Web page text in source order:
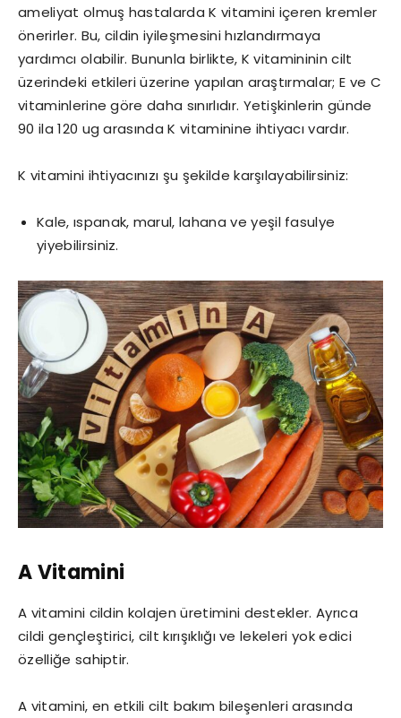
ameliyat olmuş hastalarda K vitamini içeren kremler
önerirler. Bu, cildin iyileşmesini hızlandırmaya
yardımcı olabilir. Bununla birlikte, K vitamininin cilt
üzerindeki etkileri üzerine yapılan araştırmalar; E ve C
vitaminlerine göre daha sınırlıdır. Yetişkinlerin günde
90 ila 120 ug arasında K vitaminine ihtiyacı vardır.
K vitamini ihtiyacınızı şu şekilde karşılayabilirsiniz:
Kale, ıspanak, marul, lahana ve yeşil fasulye
yiyebilirsiniz.
A Vitamini
A vitamini cildin kolajen üretimini destekler. Ayrıca
cildi gençleştirici, cilt kırışıklığı ve lekeleri yok edici
özelliğe sahiptir.
A vitamini, en etkili cilt bakım bileşenleri arasında